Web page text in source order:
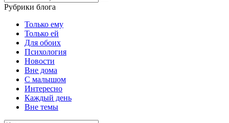
Рубрики блога
Только ему
Только ей
Для обоих
Психология
Новости
Вне дома
С малышом
Интересно
Каждый день
Вне темы